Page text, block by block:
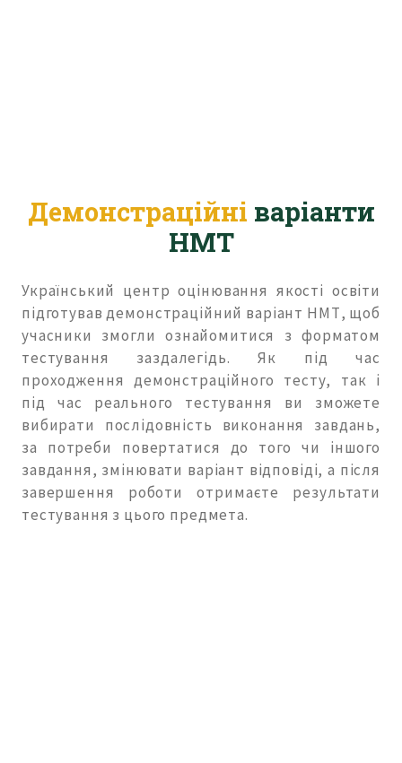
Демонстраційні варіанти
НМТ
Український центр оцінювання якості освіти
підготував демонстраційний варіант НМТ, щоб
учасники змогли ознайомитися з форматом
тестування заздалегідь. Як під час
проходження демонстраційного тесту, так і
під час реального тестування ви зможете
вибирати послідовність виконання завдань,
за потреби повертатися до того чи іншого
завдання, змінювати варіант відповіді, а після
завершення роботи отримаєте результати
тестування з цього предмета.